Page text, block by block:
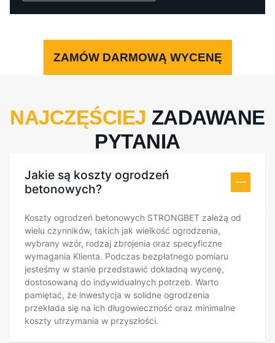
ZAMÓW DARMOWĄ WYCENĘ
NAJCZĘŚCIEJ ZADAWANE
PYTANIA
Jakie są koszty ogrodzeń
betonowych?
Koszty ogrodzeń betonowych STRONGBET zależą od
wielu czynników, takich jak wielkość ogrodzenia,
wybrany wzór, rodzaj zbrojenia oraz specyficzne
wymagania Klienta. Podczas bezpłatnego pomiaru
jesteśmy w stanie przedstawić dokładną wycenę,
dostosowaną do indywidualnych potrzeb. Warto
pamiętać, że inwestycja w solidne ogrodzenia
przekłada się na ich długowieczność oraz minimalne
koszty utrzymania w przyszłości.